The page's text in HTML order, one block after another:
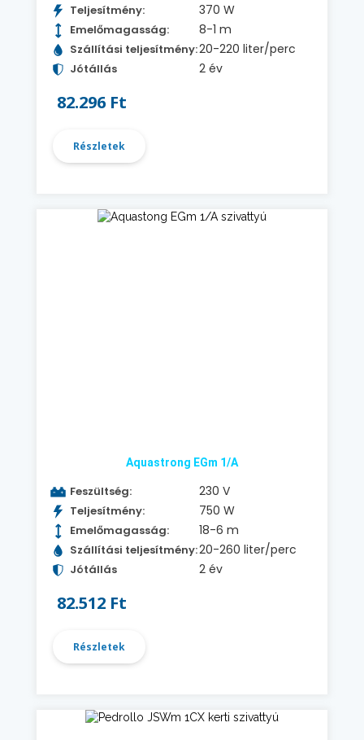
Teljesítmény: 370 W
Emelőmagasság: 8-1 m
Szállítási teljesítmény:20-220 liter/perc
Jótállás 2 év
82.296 Ft
Részletek
Aquastrong EGm 1/A
Feszültség: 230 V
Teljesítmény: 750 W
Emelőmagasság: 18-6 m
Szállítási teljesítmény:20-260 liter/perc
Jótállás 2 év
82.512 Ft
Részletek